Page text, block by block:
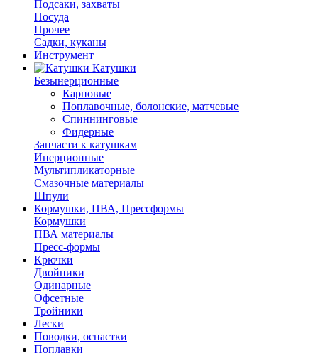
Подсаки, захваты
Посуда
Прочее
Садки, куканы
Инструмент
Катушки
Безынерционные
Карповые
Поплавочные, болонские, матчевые
Спиннинговые
Фидерные
Запчасти к катушкам
Инерционные
Мультипликаторные
Смазочные материалы
Шпули
Кормушки, ПВА, Прессформы
Кормушки
ПВА материалы
Пресс-формы
Крючки
Двойники
Одинарные
Офсетные
Тройники
Лески
Поводки, оснастки
Поплавки